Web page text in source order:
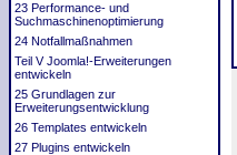
23 Performance- und
Suchmaschinenoptimierung
24 Notfallmaßnahmen
Teil V Joomla!-Erweiterungen
entwickeln
25 Grundlagen zur
Erweiterungsentwicklung
26 Templates entwickeln
27 Plugins entwickeln